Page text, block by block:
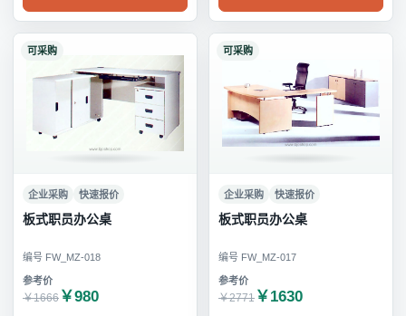
可采购
企业采购 快速报价
板式职员办公桌
编号 FW_MZ-018
￥1666 ￥980
可采购
企业采购 快速报价
板式职员办公桌
编号 FW_MZ-017
￥2771 ￥1630